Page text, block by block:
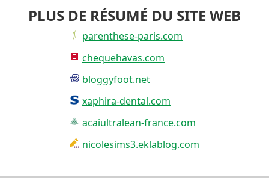
PLUS DE RÉSUMÉ DU SITE WEB
parenthese-paris.com
chequehavas.com
bloggyfoot.net
xaphira-dental.com
acaiultralean-france.com
nicolesims3.eklablog.com